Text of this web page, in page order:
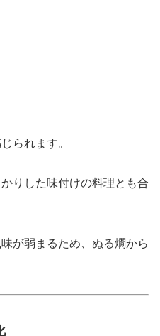
られます。
りした味付けの料理とも合
が弱まるため、ぬる燗から